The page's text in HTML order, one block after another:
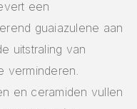
een
guaiazulene aan
uitstraling van
verminderen.
en ceramiden vullen